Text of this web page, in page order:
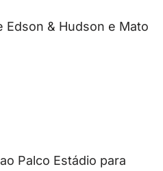
Edson & Hudson e Mato
Palco Estádio para